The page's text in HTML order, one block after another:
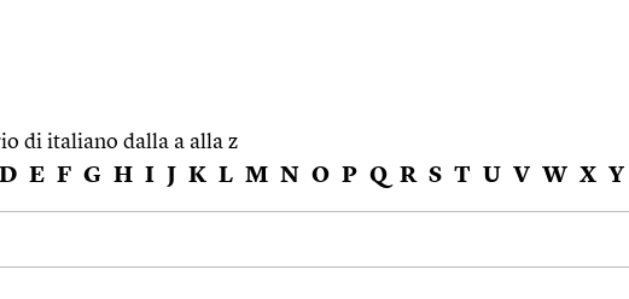
di italiano dalla a alla z
D E F G H I J K L M N O P Q R S T U V W X Y